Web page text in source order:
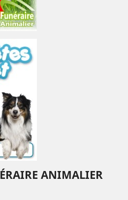
ANIMALIER